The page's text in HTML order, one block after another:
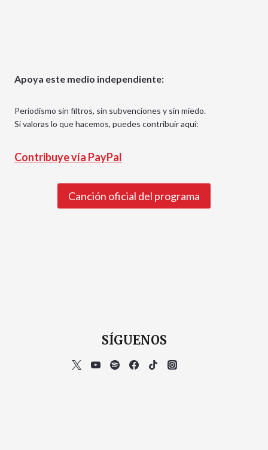
Apoya este medio independiente:
Periodismo sin filtros, sin subvenciones y sin miedo.
Si valoras lo que hacemos, puedes contribuir aquí:
Contribuye vía PayPal
Canción oficial del programa
SÍGUENOS